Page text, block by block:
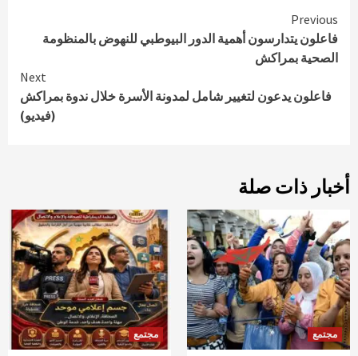
Continue
Reading
Previous
فاعلون يتدارسون أهمية الدور البيوطبي للنهوض بالمنظومة
الصحية بمراكش
Next
فاعلون يدعون لتغيير شامل لمدونة الأسرة خلال ندوة بمراكش
(فيديو)
أخبار ذات صلة
مجتمع مجتمع